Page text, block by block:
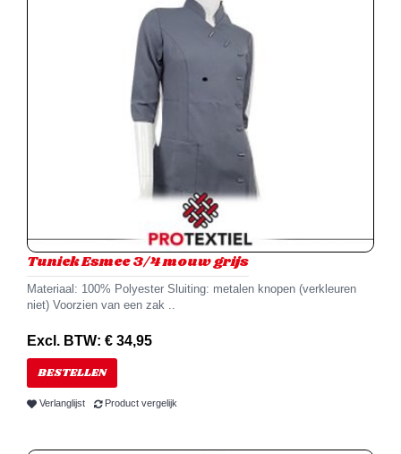
Tuniek Esmee 3/4 mouw grijs
Materiaal: 100% Polyester Sluiting: metalen knopen (verkleuren
niet) Voorzien van een zak ..
Excl. BTW: € 34,95
BESTELLEN
Verlanglijst Product vergelijk